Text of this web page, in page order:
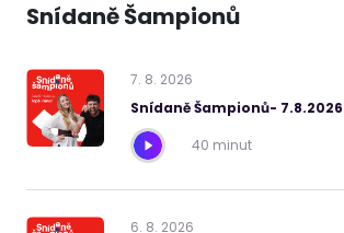
Snídaně Šampionů
7. 8. 2026
Snídaně Šampionů- 7.8.2026
40 minut
6. 8. 2026